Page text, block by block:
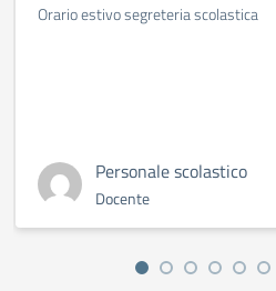
Orario estivo segreteria scolastica
Personale scolastico
Docente